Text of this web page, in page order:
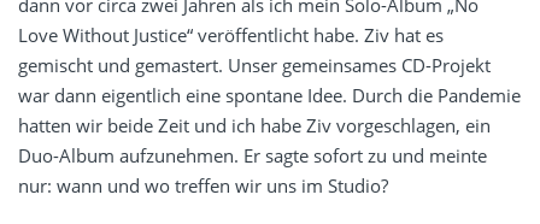
dann vor circa zwei Jahren als ich mein Solo-Album „No
Love Without Justice“ veröffentlicht habe. Ziv hat es
gemischt und gemastert. Unser gemeinsames CD-Projekt
war dann eigentlich eine spontane Idee. Durch die Pandemie
hatten wir beide Zeit und ich habe Ziv vorgeschlagen, ein
Duo-Album aufzunehmen. Er sagte sofort zu und meinte
nur: wann und wo treffen wir uns im Studio?